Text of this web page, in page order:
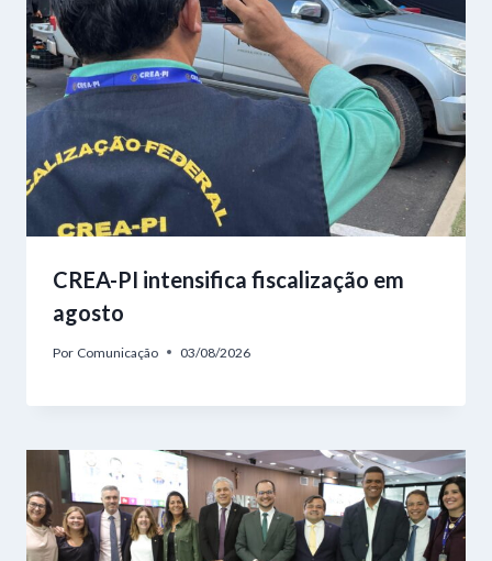
CREA-PI intensifica fiscalização em
agosto
Por Comunicação 03/08/2026